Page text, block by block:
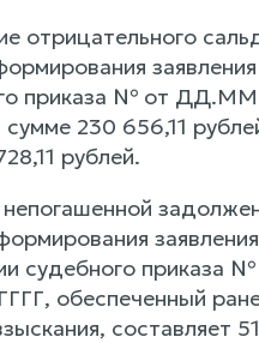
отрицательного
приказа № от
сумме 230 656,11
рублей.
судебного приказа
обеспеченный
составляет